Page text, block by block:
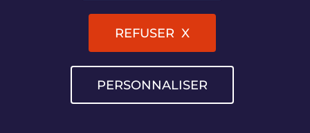
REFUSER
PERSONNALISER
Haut-Rhin - Grand Est